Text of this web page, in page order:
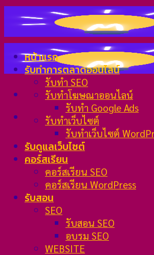
Skip
content
หน้าแรก
รับทำการตลาดออนไลน์
รับทำ SEO
รับทำโฆษณาออนไลน์
รับทำ Google Ads
รับทำเว็บไซต์
รับทำเว็บไซต์
รับดูแลเว็บไซต์
คอร์สเรียน
คอร์สเรียน SEO
คอร์สเรียน WordPress
รับสอน
SEO
รับสอน SEO
อบรม SEO
WEBSITE